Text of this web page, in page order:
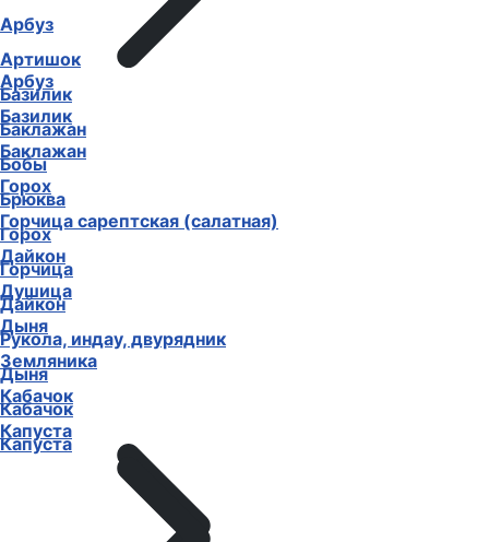
Арбуз
Базилик
Баклажан
Горох
Горчица сарептская (салатная)
Дайкон
Душица
Дыня
Земляника
Кабачок
Капуста
Арбуз
Артишок
Базилик
Баклажан
Бобы
Брюква
Горох
Горчица
Дайкон
Рукола, индау, двурядник
Дыня
Кабачок
Капуста